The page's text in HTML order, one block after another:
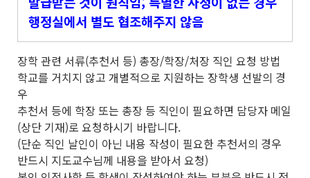
행정실에서 별도 협조해주지 않음
장학 관련 서류(추천서 등) 총장/학장/처장 직인 요청 방법
학교를 거치지 않고 개별적으로 지원하는 장학생 선발의 경
우
추천서 등에 학장 또는 총장 등 직인이 필요하면 담당자 메일
(상단 기재)로 요청하시기 바랍니다.
(단순 직인 날인이 아닌 내용 작성이 필요한 추천서의 경우
반드시 지도교수님께 내용을 받아서 요청)